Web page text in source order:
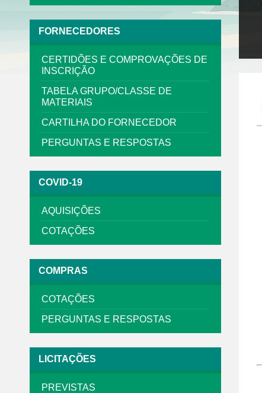
FORNECEDORES
CERTIDÕES E COMPROVAÇÕES DE
INSCRIÇÃO
TABELA GRUPO/CLASSE DE
MATERIAIS
CARTILHA DO FORNECEDOR
PERGUNTAS E RESPOSTAS
COVID-19
AQUISIÇÕES
COTAÇÕES
COMPRAS
COTAÇÕES
PERGUNTAS E RESPOSTAS
LICITAÇÕES
PREVISTAS